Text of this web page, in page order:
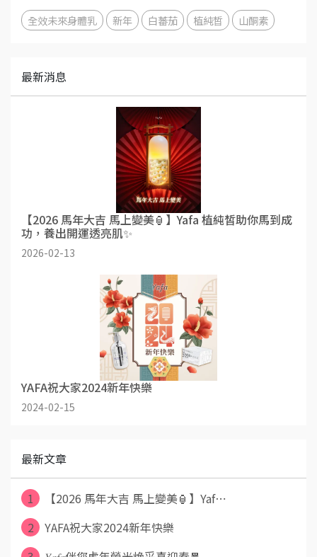
全效未來身體乳 新年 白蕃茄 植純皙 山酮素
最新消息
【2026 馬年大吉 馬上變美🏮】Yafa 植純皙助你馬到成
功，養出開運透亮肌✨
2026-02-13
YAFA祝大家2024新年快樂
2024-02-15
最新文章
1
【2026 馬年大吉 馬上變美🏮】Yaf⋯
2
YAFA祝大家2024新年快樂